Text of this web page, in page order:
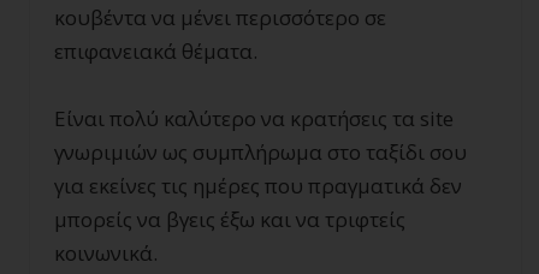
κουβέντα να μένει περισσότερο σε
επιφανειακά θέματα.
Είναι πολύ καλύτερο να κρατήσεις τα site
γνωριμιών ως συμπλήρωμα στο ταξίδι σου
για εκείνες τις ημέρες που πραγματικά δεν
μπορείς να βγεις έξω και να τριφτείς
κοινωνικά.